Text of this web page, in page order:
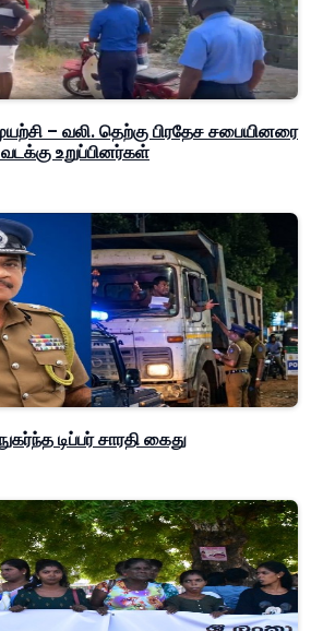
– வலி. தெற்கு பிரதேச சபையினரை
வடக்கு உறுப்பினர்கள்
டிப்பர் சாரதி கைது